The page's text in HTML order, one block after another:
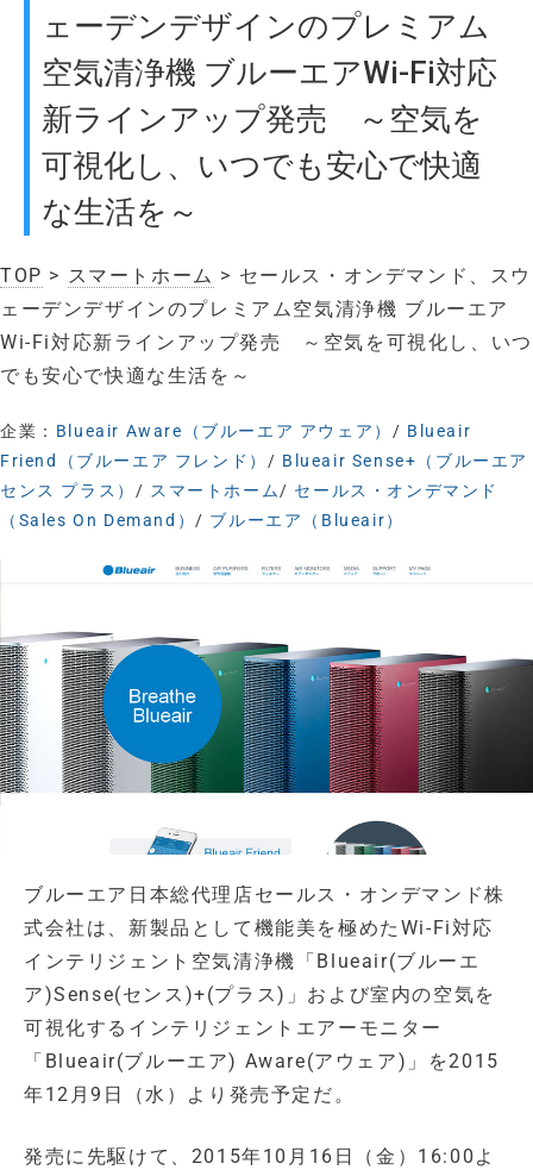
ェーデンデザインのプレミアム
空気清浄機 ブルーエアWi-Fi対応
新ラインアップ発売 ～空気を
可視化し、いつでも安心で快適
な生活を～
TOP > スマートホーム > セールス・オンデマンド、スウ
ェーデンデザインのプレミアム空気清浄機 ブルーエア
Wi-Fi対応新ラインアップ発売 ～空気を可視化し、いつ
でも安心で快適な生活を～
企業： Blueair Aware（ブルーエア アウェア） / Blueair
Friend（ブルーエア フレンド） / Blueair Sense+（ブルーエア
センス プラス） / スマートホーム/ セールス・オンデマンド
（Sales On Demand）/ ブルーエア（Blueair）
ブルーエア日本総代理店セールス・オンデマンド株
式会社は、新製品として機能美を極めたWi-Fi対応
インテリジェント空気清浄機「Blueair(ブルーエ
ア)Sense(センス)+(プラス)」および室内の空気を
可視化するインテリジェントエアーモニター
「Blueair(ブルーエア) Aware(アウェア)」を2015
年12月9日（水）より発売予定だ。
発売に先駆けて、2015年10月16日（金）16:00よ